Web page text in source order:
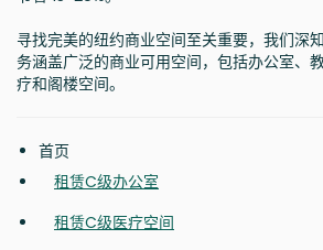
寻找完美的纽约商业空间至关重要，我们深
务涵盖广泛的商业可用空间，包括办公室、
疗和阁楼空间。
首页
租赁C级办公室
租赁C级医疗空间